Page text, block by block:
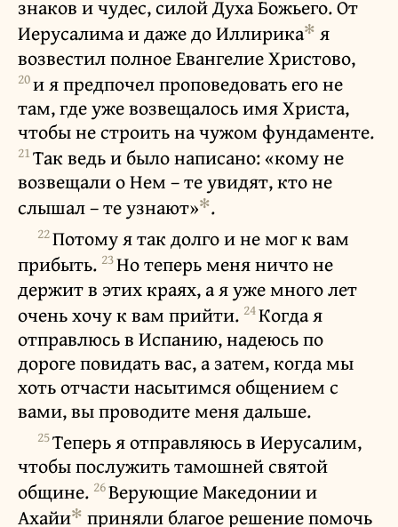
знаков и чудес, силой Духа Божьего. От
Иерусалима и даже до Иллирика✻ я
возвестил полное Евангелие Христово,
20и я предпочел проповедовать его не
там, где уже возвещалось имя Христа,
чтобы не строить на чужом фундаменте.
21Так ведь и было написано: «кому не
возвещали о Нем – те увидят, кто не
слышал – те узнают»✻.
22Потому я так долго и не мог к вам
прибыть. 23Но теперь меня ничто не
держит в этих краях, а я уже много лет
очень хочу к вам прийти. 24Когда я
отправлюсь в Испанию, надеюсь по
дороге повидать вас, а затем, когда мы
хоть отчасти насытимся общением с
вами, вы проводите меня дальше.
25Теперь я отправляюсь в Иерусалим,
чтобы послужить тамошней святой
общине. 26Верующие Македонии и
Ахайи✻ приняли благое решение помочь